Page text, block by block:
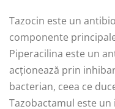
Tazocin este un
componente
Piperacilina este un
acționează prin
bacterian, ceea ce
Tazobactamul este